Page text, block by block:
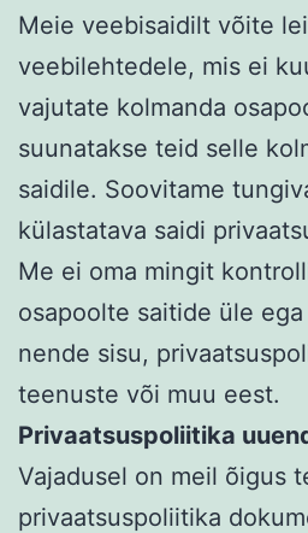
Meie veebisaidilt võite
veebilehtedele, mis ei
vajutate kolmanda
suunatakse teid selle
saidile. Soovitame
külastatava saidi
Me ei oma mingit
osapoolte saitide üle
nende sisu,
teenuste või muu eest.
Privaatsuspoliitika
Vajadusel on meil õigus
privaatsuspoliitika